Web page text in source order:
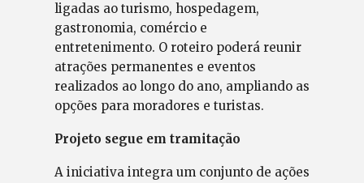
ligadas ao turismo, hospedagem,
gastronomia, comércio e
entretenimento. O roteiro poderá reunir
atrações permanentes e eventos
realizados ao longo do ano, ampliando as
opções para moradores e turistas.
Projeto segue em tramitação
A iniciativa integra um conjunto de ações